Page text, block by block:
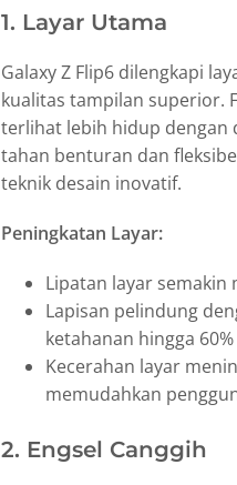
1. Layar Utama
Galaxy Z Flip6 dilengkapi
kualitas tampilan superior.
terlihat lebih hidup dengan
tahan benturan dan
teknik desain inovatif.
Peningkatan Layar:
Lipatan layar
Lapisan pelindung
ketahanan hingga 60%
Kecerahan layar
memudahkan
2. Engsel Canggih